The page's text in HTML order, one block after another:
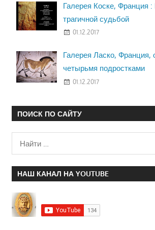
Галерея Коске, Франция
трагичной судьбой
01.12.2017
Галерея Ласко, Франция,
четырьмя подростками
01.12.2017
ПОИСК ПО САЙТУ
НАШ КАНАЛ НА YOUTUBE